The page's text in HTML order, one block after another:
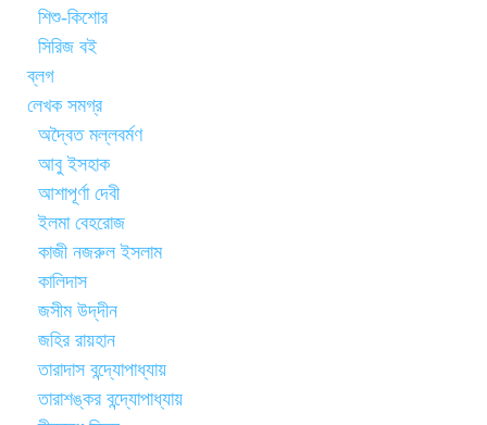
শিশু-কিশোর
সিরিজ বই
ব্লগ
লেখক সমগ্র
অদ্বৈত মল্লবর্মণ
আবু ইসহাক
আশাপূর্ণা দেবী
ইলমা বেহরোজ
কাজী নজরুল ইসলাম
কালিদাস
জসীম উদ্‌দীন
জহির রায়হান
তারাদাস বন্দ্যোপাধ্যায়
তারাশঙ্কর বন্দ্যোপাধ্যায়